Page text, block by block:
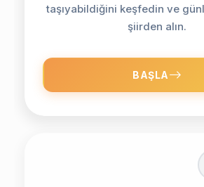
taşıyabildiğini keşfedin ve
şiirden alın.
BAŞLA